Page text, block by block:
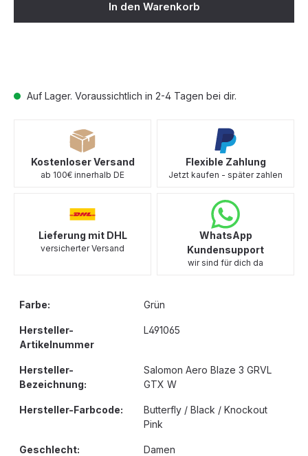
Auf Lager. Voraussichtlich in 2-4 Tagen bei dir.
In den Warenkorb
Kostenloser Versand
ab 100€ innerhalb DE
Flexible Zahlung
Jetzt kaufen - später zahlen
Lieferung mit DHL
versicherter Versand
WhatsApp
Kundensupport
wir sind für dich da
Farbe: Grün
Hersteller-
Artikelnummer
L491065
Hersteller-
Bezeichnung:
Salomon Aero Blaze 3 GRVL
GTX W
Hersteller-Farbcode:
Butterfly / Black / Knockout
Pink
Geschlecht: Damen